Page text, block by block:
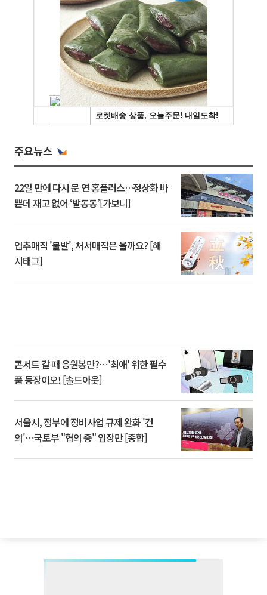
주요뉴스
22일 만에 다시 문 연 홈플러스…정상화 바
쁜데 재고 없어 ‘발동동’[가보니]
입추매직 '불발', 처서매직은 올까요? [해
시태그]
콘서트 갈 때 응원봉만?⋯'최애' 위한 필수
품 등장이오! [솔드아웃]
서울시, 정부에 정비사업 규제 완화 '건
의'⋯국토부 "협의 중" 입장만 [종합]